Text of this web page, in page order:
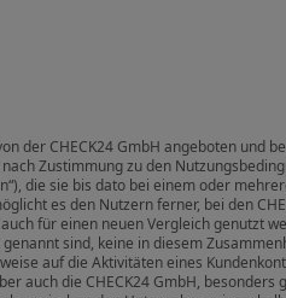
der CHECK24 GmbH angeboten
Zustimmung zu den
die sie bis dato bei einem oder
es den Nutzern ferner, bei den
für einen neuen Vergleich genutzt
sind, keine in diesem
auf die Aktivitäten eines
auch die CHECK24 GmbH,